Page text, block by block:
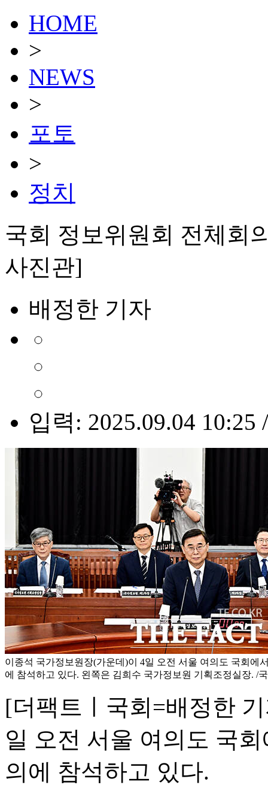
HOME
>
NEWS
>
포토
>
정치
국회 정보위원회 전체회
사진관]
배정한 기자
입력: 2025.09.04 10:25
이종석 국가정보원장(가운데)이 4일 오전 서울 여의도 국회에
에 참석하고 있다. 왼쪽은 김희수 국가정보원 기획조정실장. /
[더팩트ㅣ국회=배정한
일 오전 서울 여의도 국
의에 참석하고 있다.